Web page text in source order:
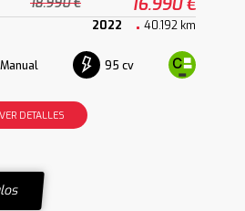
2022 40.192 km
Manual 95 cv
VER DETALLES